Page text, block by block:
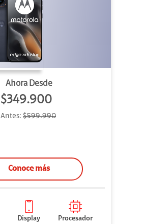
Ahora Desde
$349.900
Antes: $599.990
Conoce más
Display
Procesador